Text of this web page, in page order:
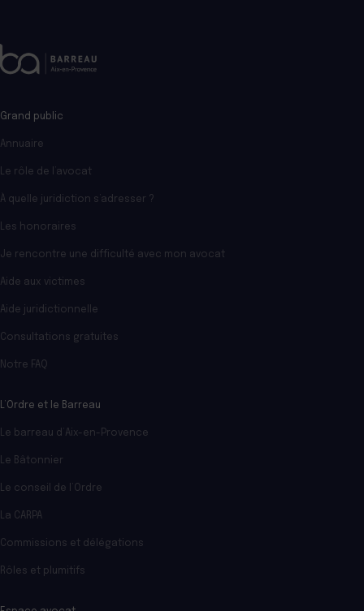
Grand public
Annuaire
Le rôle de l’avocat
À quelle juridiction s’adresser ?
Les honoraires
Je rencontre une difficulté avec mon avocat
Aide aux victimes
Aide juridictionnelle
Consultations gratuites
Notre FAQ
L’Ordre et le Barreau
Le barreau d’Aix-en-Provence
Le Bâtonnier
Le conseil de l’Ordre
La CARPA
Commissions et délégations
Rôles et plumitifs